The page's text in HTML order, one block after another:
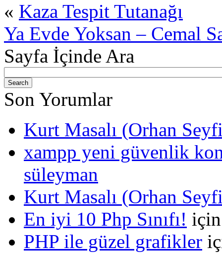
« Kaza Tespit Tutanağı
Ya Evde Yoksan – Cemal
Sayfa İçinde Ara
Son Yorumlar
Kurt Masalı (Orhan
xampp yeni güvenlik
süleyman
Kurt Masalı (Orhan
En iyi 10 Php Sınıfı!
PHP ile güzel grafikler